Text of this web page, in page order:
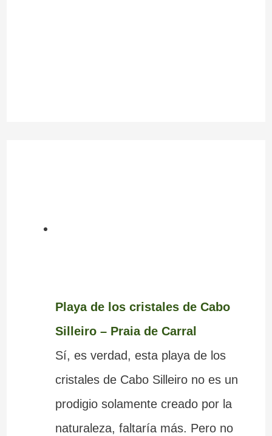
Playa de los cristales de Cabo
Silleiro – Praia de Carral
Sí, es verdad, esta playa de los
cristales de Cabo Silleiro no es un
prodigio solamente creado por la
naturaleza, faltaría más. Pero no